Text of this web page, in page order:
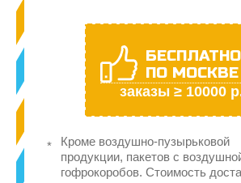
БЕСПЛАТНО
ПО МОСКВЕ
заказы ≥ 10000
Кроме воздушно-пузырьковой
продукции, пакетов с
гофрокоробов. Стоимость